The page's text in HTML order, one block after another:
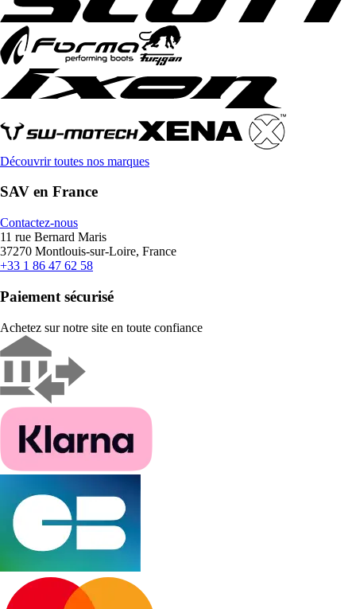
Découvrir toutes nos marques
SAV en France
Contactez-nous
11 rue Bernard Maris
37270 Montlouis-sur-Loire, France
+33 1 86 47 62 58
Paiement sécurisé
Achetez sur notre site en toute confiance